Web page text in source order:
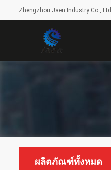
Zhengzhou Jaen Industry Co., Ltd
ผลิตภัณฑ์ทั้งหมด